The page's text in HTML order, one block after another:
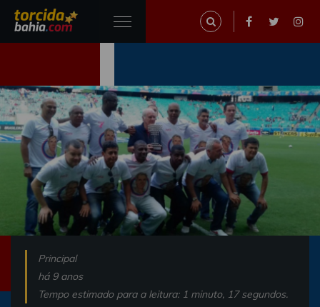
Principal
há 9 anos
Tempo estimado para a leitura: 1 minuto, 17 segundos.